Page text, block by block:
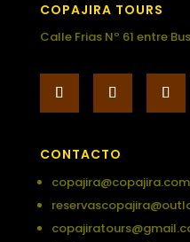
COPAJIRA TOURS
Calle Frias Nº 61 entre
CONTACTO
copajira@copajira.com